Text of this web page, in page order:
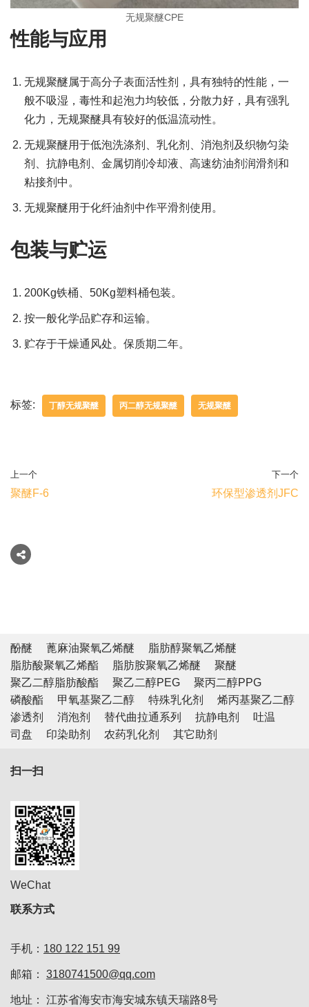
无规聚醚CPE
性能与应用
无规聚醚属于高分子表面活性剂，具有独特的性能，一
般不吸湿，毒性和起泡力均较低，分散力好，具有强乳
化力，无规聚醚具有较好的低温流动性。
无规聚醚用于低泡洗涤剂、乳化剂、消泡剂及织物匀染
剂、抗静电剂、金属切削冷却液、高速纺油剂润滑剂和
粘接剂中。
无规聚醚用于化纤油剂中作平滑剂使用。
包装与贮运
200Kg铁桶、50Kg塑料桶包装。
按一般化学品贮存和运输。
贮存于干燥通风处。保质期二年。
标签: 丁醇无规聚醚 丙二醇无规聚醚 无规聚醚
上一个
聚醚F-6
下一个
环保型渗透剂JFC
酚醚 蓖麻油聚氧乙烯醚
脂肪醇聚氧乙烯醚
脂肪酸聚氧乙烯酯
脂肪胺聚氧乙烯醚
聚醚
聚乙二醇脂肪酸酯
聚乙二醇PEG
聚丙二醇PPG
磷酸酯
甲氧基聚乙二醇 特殊乳化剂
烯丙基聚乙二醇
渗透剂
消泡剂 替代曲拉通系列 抗静电剂
吐温
司盘
印染助剂 农药乳化剂 其它助剂
扫一扫
WeChat
联系方式
手机： 180 122 151 99
邮箱： 3180741500@qq.com
地址： 江苏省海安市海安城东镇天瑞路8号